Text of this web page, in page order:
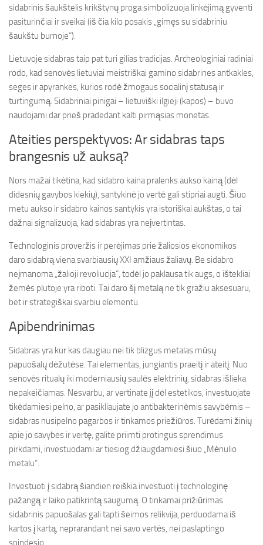
sidabrinis šaukštelis krikštynų proga simbolizuoja linkėjimą gyventi
pasiturinčiai ir sveikai (iš čia kilo posakis „gimęs su sidabriniu
šaukštu burnoje“).
Lietuvoje sidabras taip pat turi gilias tradicijas. Archeologiniai radiniai
rodo, kad senovės lietuviai meistriškai gamino sidabrines antkakles,
seges ir apyrankes, kurios rodė žmogaus socialinį statusą ir
turtingumą. Sidabriniai pinigai – lietuviški ilgieji (kapos) – buvo
naudojami dar prieš pradedant kalti pirmąsias monetas.
Ateities perspektyvos: Ar sidabras taps
brangesnis už auksą?
Nors mažai tikėtina, kad sidabro kaina pralenks aukso kainą (dėl
didesnių gavybos kiekių), santykinė jo vertė gali stipriai augti. Šiuo
metu aukso ir sidabro kainos santykis yra istoriškai aukštas, o tai
dažnai signalizuoja, kad sidabras yra neįvertintas.
Technologinis proveržis ir perėjimas prie žaliosios ekonomikos
daro sidabrą viena svarbiausių XXI amžiaus žaliavų. Be sidabro
neįmanoma „žalioji revoliucija“, todėl jo paklausa tik augs, o ištekliai
žemės plutoje yra riboti. Tai daro šį metalą ne tik gražiu aksesuaru,
bet ir strategiškai svarbiu elementu.
Apibendrinimas
Sidabras yra kur kas daugiau nei tik blizgus metalas mūsų
papuošalų dėžutėse. Tai elementas, jungiantis praeitį ir ateitį. Nuo
senovės ritualų iki moderniausių saulės elektrinių, sidabras išlieka
nepakeičiamas. Nesvarbu, ar vertinate jį dėl estetikos, investuojate
tikėdamiesi pelno, ar pasikliaujate jo antibakterinėmis savybėmis –
sidabras nusipelno pagarbos ir tinkamos priežiūros. Turėdami žinių
apie jo savybes ir vertę, galite priimti protingus sprendimus
pirkdami, investuodami ar tiesiog džiaugdamiesi šiuo „Mėnulio
metalu“.
Investuoti į sidabrą šiandien reiškia investuoti į technologinę
pažangą ir laiko patikrintą saugumą. O tinkamai prižiūrimas
sidabrinis papuošalas gali tapti šeimos relikvija, perduodama iš
kartos į kartą, neprarandant nei savo vertės, nei paslaptingo
spindesio.